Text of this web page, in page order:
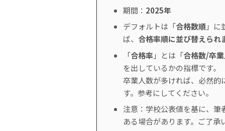
期間： 2025年
デフォルトは「合格数順」に
ば、 合格率順に並び替えられ
「合格率 」とは「合格数/卒
を出しているかの指標です。
卒業人数が多ければ、必然
す。参考にしてください。
注意：学校公表値を基に、
ある場合があります。ご了